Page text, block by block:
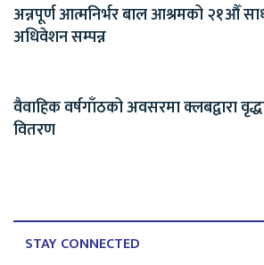
अन्नपूर्ण आत्मनिर्भर बाल आश्रमको २१औँ
अधिवेशन सम्पन्न
वैवाहिक वर्षगाँठको अवसरमा क्लबद्वारा
वितरण
STAY CONNECTED